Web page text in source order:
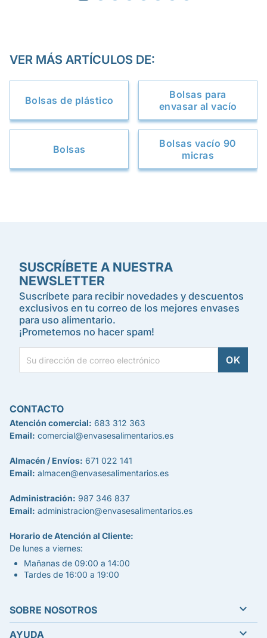
VER MÁS ARTÍCULOS DE:
Bolsas de plástico
Bolsas para
envasar al vacío
Bolsas
Bolsas vacío 90
micras
SUSCRÍBETE A NUESTRA
NEWSLETTER
Suscríbete para recibir novedades y descuentos
exclusivos en tu correo de los mejores envases
para uso alimentario.
¡Prometemos no hacer spam!
CONTACTO
Atención comercial: 683 312 363
Email: comercial@envasesalimentarios.es
Almacén / Envíos: 671 022 141
Email: almacen@envasesalimentarios.es
Administración: 987 346 837
Email: administracion@envasesalimentarios.es
Horario de Atención al Cliente:
De lunes a viernes:
Mañanas de 09:00 a 14:00
Tardes de 16:00 a 19:00
SOBRE NOSOTROS 
AYUDA 